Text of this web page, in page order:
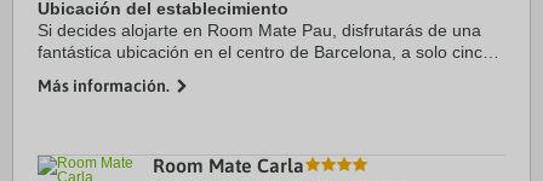
Ubicación del establecimiento
Si decides alojarte en Room Mate Pau, disfrutarás de una
fantástica ubicación en el centro de Barcelona, a solo cinco
este hotel boutique se ...
Más información.
Room Mate Carla